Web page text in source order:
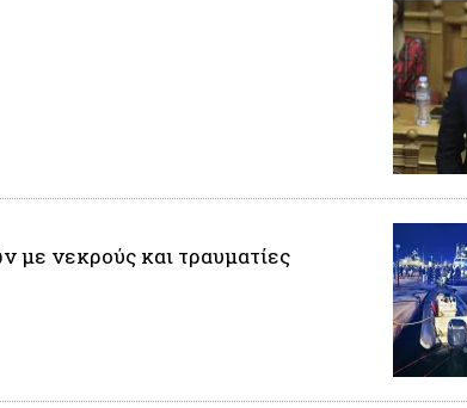
με νεκρούς και τραυματίες